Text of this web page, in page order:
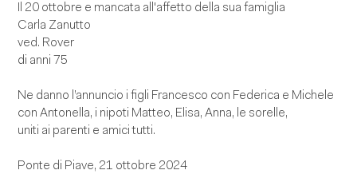
Il 20 ottobre e mancata all'affetto della sua famiglia
Carla Zanutto
ved. Rover
di anni 75
Ne danno l’annuncio i figli Francesco con Federica e Michele
con Antonella, i nipoti Matteo, Elisa, Anna, le sorelle,
uniti ai parenti e amici tutti.
Ponte di Piave, 21 ottobre 2024